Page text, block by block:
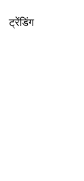
ट्रेंडिंग